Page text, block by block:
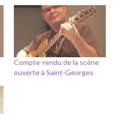
Compte-rendu de la scène
ouverte à Saint-Georges